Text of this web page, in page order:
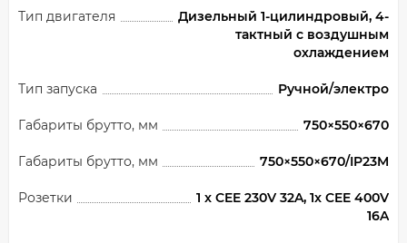
Тип двигателя
Дизельный 1-цилиндровый, 4-
тактный с воздушным
охлаждением
Тип запуска Ручной/электро
Габариты брутто, мм 750×550×670
Габариты брутто, мм 750×550×670/IP23M
Розетки
1 x CEE 230V 32A, 1x CEE 400V
16A